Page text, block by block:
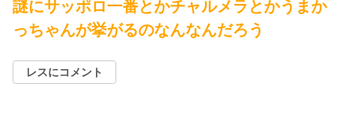
謎にサッポロ一番とかチャルメラとかうまか
っちゃんが挙がるのなんなんだろう
レスにコメント